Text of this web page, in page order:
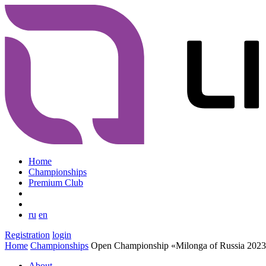
Home
Championships
Premium Club
ru en
Registration login
Home Championships Open Championship «Milonga of Russia